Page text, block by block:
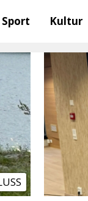
Sport Kultur